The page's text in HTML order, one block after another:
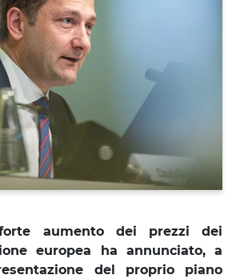
aumento dei prezzi dei
europea ha annunciato, a
del proprio piano